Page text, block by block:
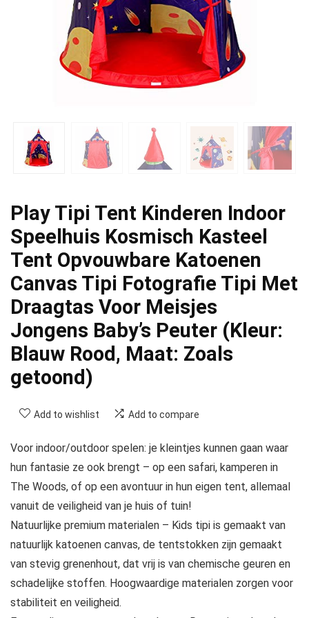
Play Tipi Tent Kinderen Indoor
Speelhuis Kosmisch Kasteel
Tent Opvouwbare Katoenen
Canvas Tipi Fotografie Tipi Met
Draagtas Voor Meisjes
Jongens Baby’s Peuter (Kleur:
Blauw Rood, Maat: Zoals
getoond)
Add to wishlist Add to compare
Voor indoor/outdoor spelen: je kleintjes kunnen gaan waar
hun fantasie ze ook brengt – op een safari, kamperen in
The Woods, of op een avontuur in hun eigen tent, allemaal
vanuit de veiligheid van je huis of tuin!
Natuurlijke premium materialen – Kids tipi is gemaakt van
natuurlijk katoenen canvas, de tentstokken zijn gemaakt
van stevig grenenhout, dat vrij is van chemische geuren en
schadelijke stoffen. Hoogwaardige materialen zorgen voor
stabiliteit en veiligheid.